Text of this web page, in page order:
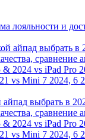
лояльности и
выбрать в
сравнение
2024 vs iPad Pro
vs Mini 7 2024, 6